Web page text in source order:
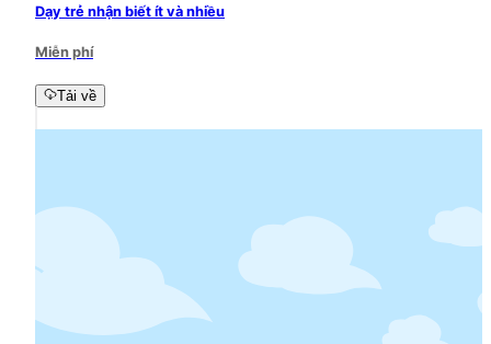
Dạy trẻ nhận biết ít và nhiều
Miễn phí
Tải về